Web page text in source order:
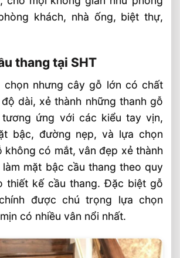
khách, nhà ống, biệt thự,
thang tại SHT
chọn nhưng cây gỗ lớn có chất
dài, xẻ thành những thanh gỗ
ứng với các kiểu tay vịn,
bậc, đường nẹp, và lựa chọn
không có mắt, vân đẹp xẻ thành
mặt bậc cầu thang theo quy
thiết kế cầu thang. Đặc biệt gỗ
được chú trọng lựa chọn
có nhiều vân nổi nhất.